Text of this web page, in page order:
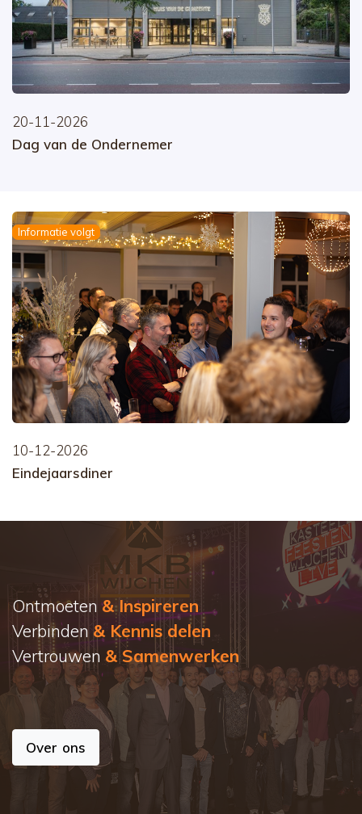
20-11-2026
Dag van de Ondernemer
Informatie volgt
10-12-2026
Eindejaarsdiner
Ontmoeten & Inspireren
Verbinden & Kennis delen
Vertrouwen & Samenwerken
Over ons